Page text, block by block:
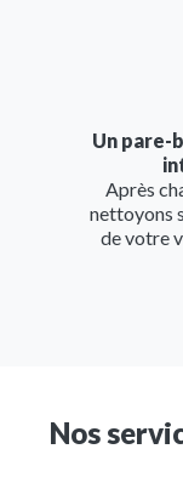
Un pare-
Après
nettoyons
de votre
Nos